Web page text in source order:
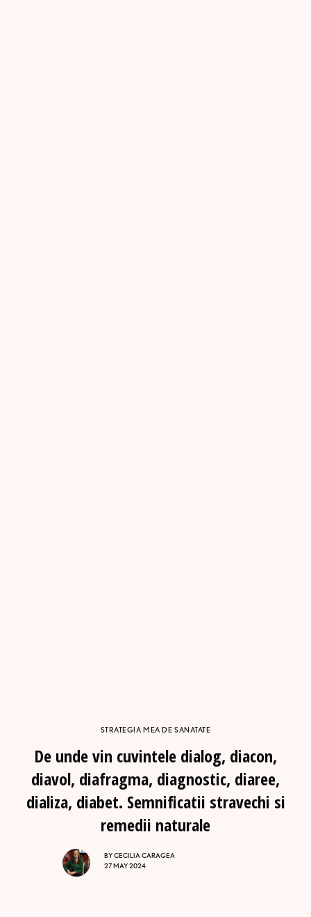
STRATEGIA MEA DE SANATATE
De unde vin cuvintele dialog, diacon,
diavol, diafragma, diagnostic, diaree,
dializa, diabet. Semnificatii stravechi si
remedii naturale
BYCECILIA CARAGEA
27 MAY 2024